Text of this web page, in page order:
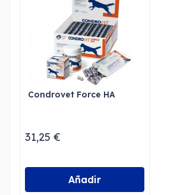
Condrovet Force HA
31,25 €
Añadir